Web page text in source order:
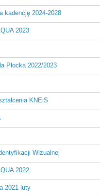
kadencję 2024-2028
2023
Płocka 2022/2023
KNEiS
Wizualnej
2022
2021 luty